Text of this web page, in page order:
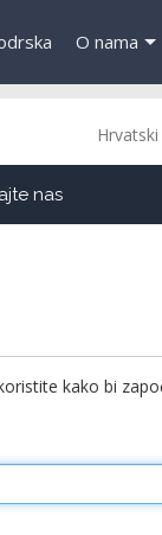
O nama
Hrvatski
nas
kako bi